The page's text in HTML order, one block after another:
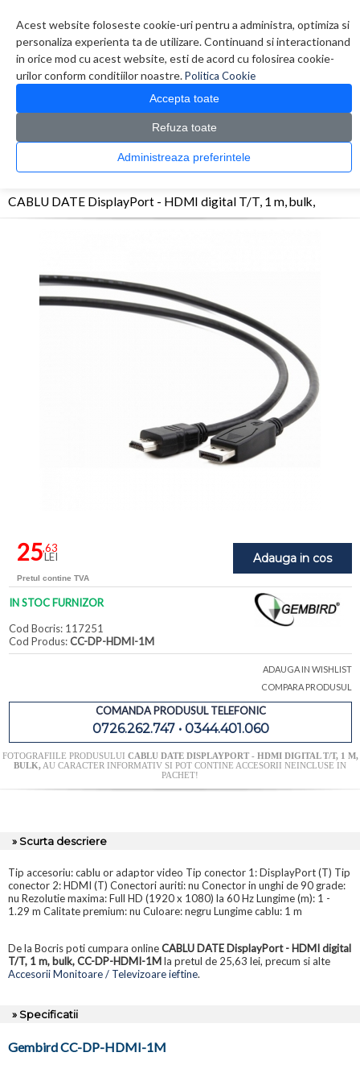
Acest website foloseste cookie-uri pentru a administra, optimiza si
personaliza experienta ta de utilizare. Continuand si interactionand
in orice mod cu acest website, esti de acord cu folosirea cookie-
urilor conform conditiilor noastre.Politica Cookie
Accepta toate
Refuza toate
Administreaza preferintele
0 produs(e)
CATALOG PRODUSE
Monitoare & Televizoare > Accesorii Monitoare / Televizoare
CABLU DATE DisplayPort - HDMI digital T/T, 1 m, bulk,
Adauga in cos
25,63
LEI
Pretul contine TVA
IN STOC FURNIZOR
Cod Bocris: 117251
Cod Produs:CC-DP-HDMI-1M
ADAUGA IN WISHLIST
COMPARA PRODUSUL
COMANDA PRODUSUL TELEFONIC
0726.262.747 • 0344.401.060
FOTOGRAFIILE PRODUSULUI CABLU DATE DISPLAYPORT - HDMI DIGITAL T/T, 1 M,
BULK,AU CARACTER INFORMATIV SI POT CONTINE ACCESORII NEINCLUSE IN
PACHET!
» Scurta descriere
Tip accesoriu: cablu or adaptor video Tip conector 1: DisplayPort (T) Tip
conector 2: HDMI (T) Conectori auriti: nu Conector in unghi de 90 grade:
nu Rezolutie maxima: Full HD (1920 x 1080) la 60 Hz Lungime (m): 1 -
1.29 m Calitate premium: nu Culoare: negru Lungime cablu: 1 m
De la Bocris poti cumpara onlineCABLU DATE DisplayPort - HDMI digital
T/T, 1 m, bulk, CC-DP-HDMI-1Mla pretul de 25,63 lei, precum si alte
Accesorii Monitoare / Televizoare ieftine.
» Specificatii
Gembird CC-DP-HDMI-1M